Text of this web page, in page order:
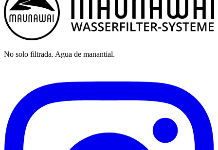
No solo filtrada. Agua de manantial.